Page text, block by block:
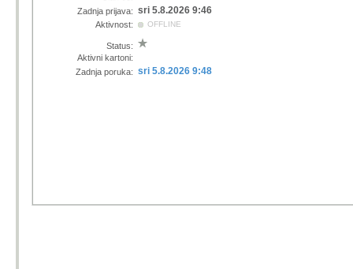
Zadnja prijava: sri 5.8.2026 9:46
Aktivnost: OFFLINE
Status:
Aktivni kartoni:
Zadnja poruka: sri 5.8.2026 9:48